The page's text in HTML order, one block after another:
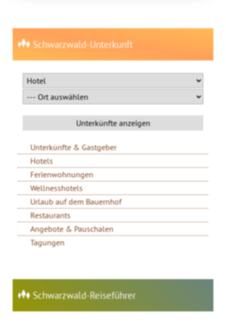
Schwarzwald-Unterkunft
Unterkünfte & Gastgeber
Hotels
Ferienwohnungen
Wellnesshotels
Urlaub auf dem Bauernhof
Restaurants
Angebote & Pauschalen
Tagungen
Schwarzwald-Reiseführer